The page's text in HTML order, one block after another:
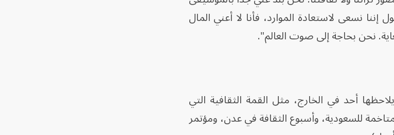
إننا نسعى لاستعادة الموارد، فأنا لا أعني المال
نحن بحاجة إلى صوت العالم".
أحد في الخارج، مثل القمة الثقافية التي
للسعودية، وأسبوع الثقافة في عدن، ومؤتمر